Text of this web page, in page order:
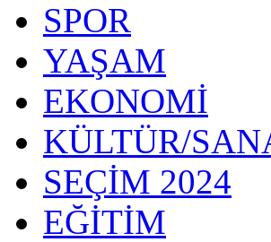
SPOR
YAŞAM
EKONOMİ
KÜLTÜR/
SEÇİM 2024
EĞİTİM